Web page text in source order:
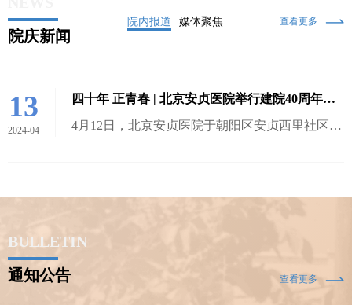
院庆新闻
院内报道 媒体聚焦 查看更多
13
2024-04
四十年 正青春 | 北京安贞医院举行建院40周年义诊活动
4月12日，北京安贞医院于朝阳区安贞西里社区公园举办建院40周年大型义诊活动，活动涵盖专家义诊、健康咨询、急救培训、科普讲座…
BULLETIN
通知公告
查看更多